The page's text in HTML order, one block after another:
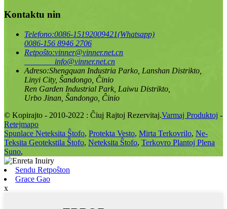
Kontaktu nin
Telefono:0086-15192009421(Whatsapp)
0086-156 8946 2706
Retpoŝto:vinner@vinner.net.cn
info@vinner.net.cn
Adreso:Shengquan Industria Parko, Lanshan Distrikto,
Linyi City, Ŝandongo, Ĉinio
Ren Garden Industrial Park, Laiwu Distrikto,
Urbo Jinan, Ŝandongo, Ĉinio
© Kopirajto - 2010-2022 : Ĉiuj Rajtoj Rezervitaj.Varmaj Produktoj -
Retejmapo
Spunlace Neteksita Ŝtofo, Protekta Vesto, Mirta Terkovrilo, Ne-
Teksita Geotekstila Ŝtofo, Neteksita Ŝtofo, Terkovro Plantoj Plena
Suno,
Sendu Retpoŝton
Grace Gao
x